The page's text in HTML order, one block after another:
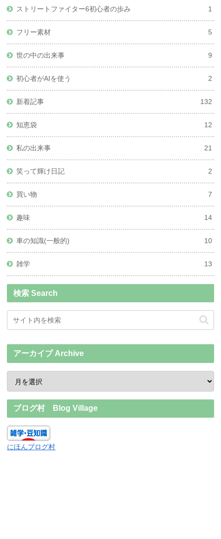
ストリートファイター6初心者の歩み 1
フリー素材 5
世の中の出来事 9
初心者がAIを使う 2
新着記事 132
知恵袋 12
私の出来事 21
笑って輝け日記 2
買い物 7
趣味 14
車の知識(一般的) 10
雑学 13
検索 Search
アーカイブ Archive
ブログ村 Blog Village
にほんブログ村